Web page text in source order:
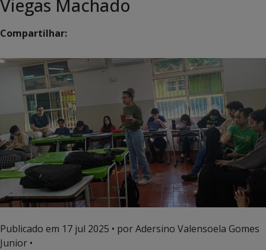
Viegas Machado
Compartilhar:
Publicado em 17 jul 2025 • por Adersino Valensoela Gomes
Junior •